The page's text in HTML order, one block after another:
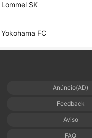
Lommel SK
Yokohama FC
Anúncio(AD)
Feedback
Aviso
FAQ